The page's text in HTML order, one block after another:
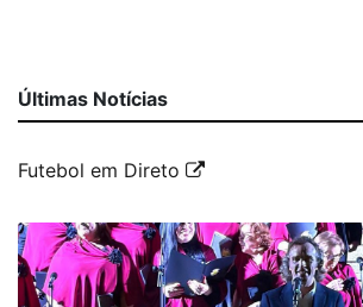
Últimas Notícias
Futebol em Direto